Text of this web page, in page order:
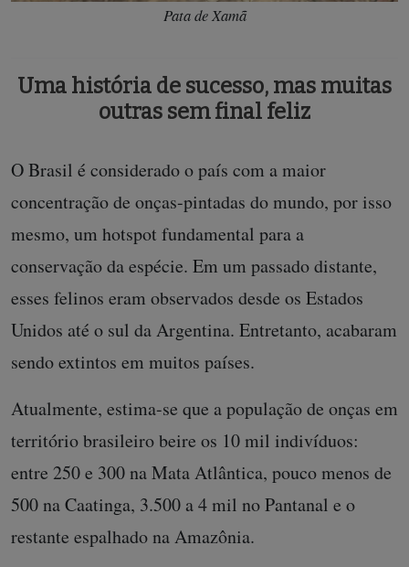
Pata de Xamã
Uma história de sucesso, mas muitas
outras sem final feliz
O Brasil é considerado o país com a maior
concentração de onças-pintadas do mundo, por isso
mesmo, um hotspot fundamental para a
conservação da espécie. Em um passado distante,
esses felinos eram observados desde os Estados
Unidos até o sul da Argentina. Entretanto, acabaram
sendo extintos em muitos países.
Atualmente, estima-se que a população de onças em
território brasileiro beire os 10 mil indivíduos:
entre 250 e 300 na Mata Atlântica, pouco menos de
500 na Caatinga, 3.500 a 4 mil no Pantanal e o
restante espalhado na Amazônia.